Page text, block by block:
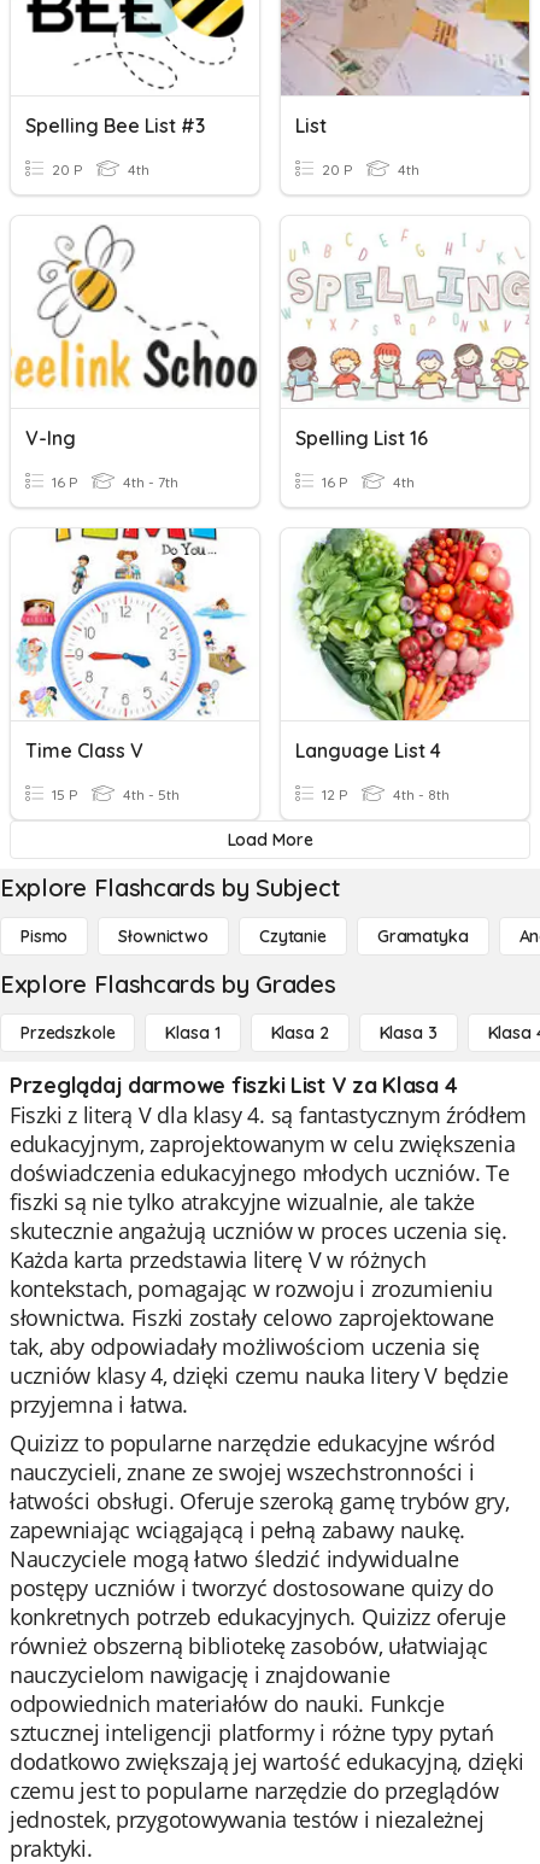
Spelling Bee List #3
20 P 4th
List
20 P 4th
V-Ing
16 P 4th - 7th
Spelling List 16
16 P 4th
Time Class V
15 P 4th - 5th
Language List 4
12 P 4th - 8th
Load More
Explore Flashcards by Subject
Pismo Słownictwo Czytanie Gramatyka
Explore Flashcards by Grades
Przedszkole Klasa 1 Klasa 2 Klasa 3 Klasa
Przeglądaj darmowe fiszki List V za Klasa 4
Fiszki z literą V dla klasy 4. są fantastycznym źródłem
edukacyjnym, zaprojektowanym w celu zwiększenia
doświadczenia edukacyjnego młodych uczniów. Te
fiszki są nie tylko atrakcyjne wizualnie, ale także
skutecznie angażują uczniów w proces uczenia się.
Każda karta przedstawia literę V w różnych
kontekstach, pomagając w rozwoju i zrozumieniu
słownictwa. Fiszki zostały celowo zaprojektowane
tak, aby odpowiadały możliwościom uczenia się
uczniów klasy 4, dzięki czemu nauka litery V będzie
przyjemna i łatwa.
Quizizz to popularne narzędzie edukacyjne wśród
nauczycieli, znane ze swojej wszechstronności i
łatwości obsługi. Oferuje szeroką gamę trybów gry,
zapewniając wciągającą i pełną zabawy naukę.
Nauczyciele mogą łatwo śledzić indywidualne
postępy uczniów i tworzyć dostosowane quizy do
konkretnych potrzeb edukacyjnych. Quizizz oferuje
również obszerną bibliotekę zasobów, ułatwiając
nauczycielom nawigację i znajdowanie
odpowiednich materiałów do nauki. Funkcje
sztucznej inteligencji platformy i różne typy pytań
dodatkowo zwiększają jej wartość edukacyjną, dzięki
czemu jest to popularne narzędzie do przeglądów
jednostek, przygotowywania testów i niezależnej
praktyki.